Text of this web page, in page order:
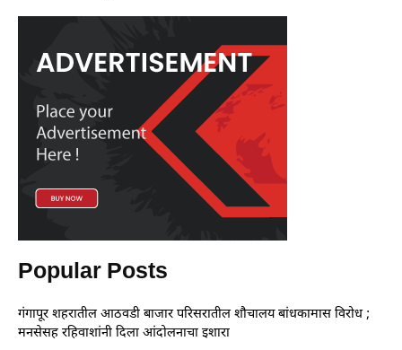
Popular Posts
गंगापूर शहरातील आठवडी बाजार परिसरातील शौचालय बांधकामास विरोध ;
मनसेसह रहिवाशांनी दिला आंदोलनाचा इशारा